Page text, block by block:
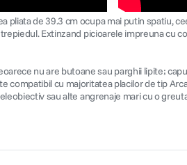
de 39.3 cm ocupa mai putin spatiu,
Extinzand picioarele impreuna cu
nu are butoane sau parghii lipite;
cu majoritatea placilor de tip
sau alte angrenaje mari cu o